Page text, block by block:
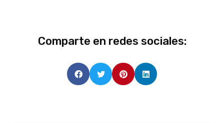
Comparte en redes sociales: